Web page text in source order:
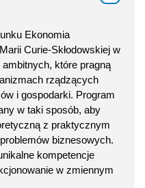
Ekonomia
Curie-Skłodowskiej w
które pragną
rządzących
i gospodarki. Program
w taki sposób, aby
z praktycznym
biznesowych.
kompetencje
w zmiennym